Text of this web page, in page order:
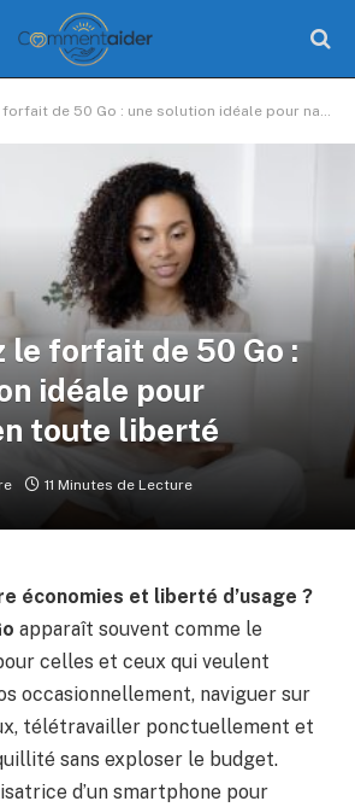
de 50 Go : une solution idéale pour naviguer en toute liberté
le forfait de 50 Go :
idéale pour
toute liberté
11 Minutes de Lecture
économies et liberté d’usage ?
apparaît souvent comme le
celles et ceux qui veulent
occasionnellement, naviguer sur
télétravailler ponctuellement et
sans exploser le budget.
d’un smartphone pour